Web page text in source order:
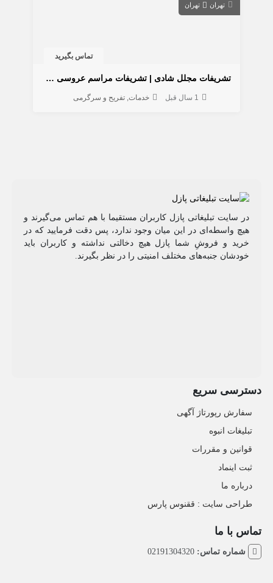
تهران تهران
تماس بگیرید
تشریفات مجلل شادی | تشریفات مراسم عروسی شادی
1 سال قبل خدمات تفریح و سرگرمی
در سایت تبلیغاتی پازل کاربران مستقیما با هم تماس می‌گیرند و
هیچ واسطه‌ای در این میان وجود ندارد، پس دقت فرمایید که در
خرید و فروشِ شما پازل هیچ دخالتی نداشته و کاربران باید
خودشان جنبه‌های مختلف امنیتی را در نظر بگیرند.
دسترسی سریع
سفارش رپورتاژ آگهی
تبلیغات انبوه
قوانین و مقررات
ثبت اینماد
درباره ما
طراحی سایت : ققنوس پارس
تماس با ما
شماره تماس:02191304320